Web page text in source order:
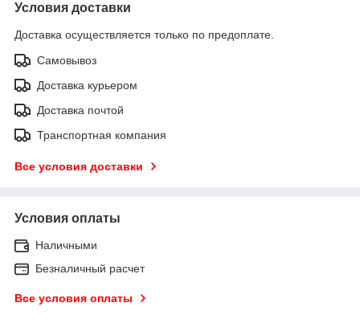
Условия доставки
Доставка осуществляется только по предоплате.
Самовывоз
Доставка курьером
Доставка почтой
Транспортная компания
Все условия доставки
Условия оплаты
Наличными
Безналичный расчет
Все условия оплаты